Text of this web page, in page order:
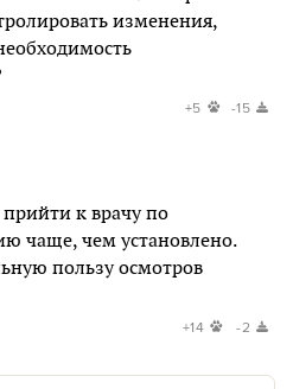
изменения,
+5 -15
к врачу по
чаще, чем установлено.
пользу осмотров
+14 -2